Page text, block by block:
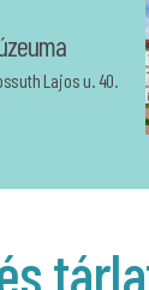
Lajos u. 40.